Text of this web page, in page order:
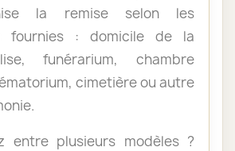
la remise selon les
fournies : domicile de la
funérarium, chambre
cimetière ou autre
entre plusieurs modèles ?